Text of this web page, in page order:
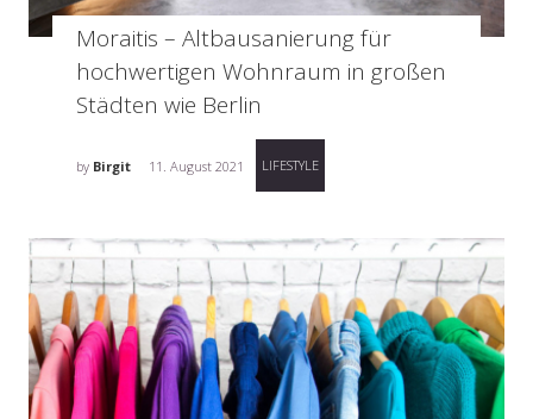
Moraitis – Altbausanierung für
hochwertigen Wohnraum in großen
Städten wie Berlin
by Birgit 11. August 2021 LIFESTYLE